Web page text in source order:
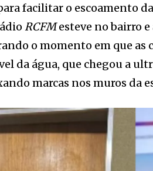
facilitar o escoamento
RCFMesteve no bairro e
o momento em que as
da água, que chegou a
marcas nos muros da